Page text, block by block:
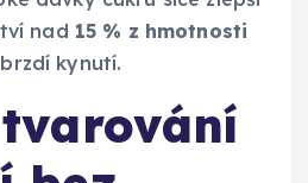
nad 15 % z hmotnosti
kynutí.